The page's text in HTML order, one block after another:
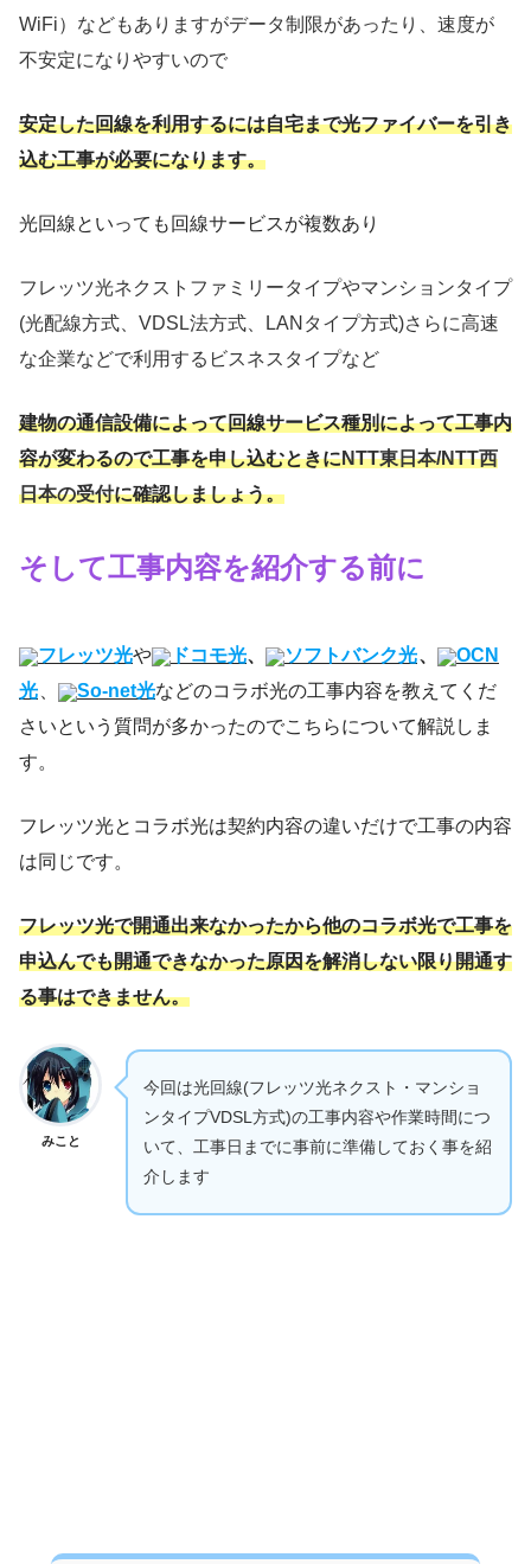
WiFi）などもありますがデータ制限があったり、速度が
不安定になりやすいので
安定した回線を利用するには自宅まで光ファイバーを引き
込む工事が必要になります。
光回線といっても回線サービスが複数あり
フレッツ光ネクストファミリータイプやマンションタイプ
(光配線方式、VDSL法方式、LANタイプ方式)さらに高速
な企業などで利用するビスネスタイプなど
建物の通信設備によって回線サービス種別によって工事内
容が変わるので工事を申し込むときにNTT東日本/NTT西
日本の受付に確認しましょう。
そして工事内容を紹介する前に
フレッツ光や ドコモ光、 ソフトバンク光、
OCN
光
So-net光などのコラボ光の工事内容を教えてくだ
さいという質問が多かったのでこちらについて解説しま
す。
フレッツ光とコラボ光は契約内容の違いだけで工事の内容
は同じです。
フレッツ光で開通出来なかったから他のコラボ光で工事を
申込んでも開通できなかった原因を解消しない限り開通す
る事はできません。
みこと
今回は光回線(フレッツ光ネクスト・マンショ
ンタイプVDSL方式)の工事内容や作業時間につ
いて、工事日までに事前に準備しておく事を紹
介します